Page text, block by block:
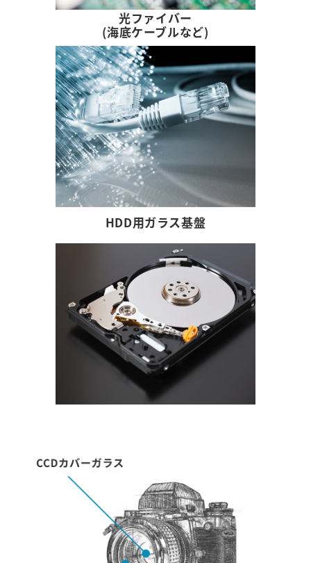
光ファイバー
(海底ケーブルなど)
HDD用ガラス基盤